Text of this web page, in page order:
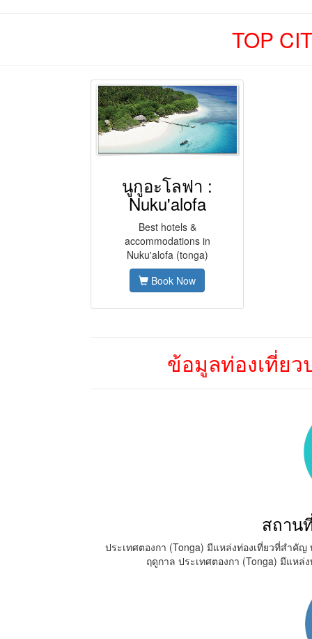
TOP
นูกูอะโลฟา :
Nuku'alofa
Best hotels &
accommodations in
Nuku'alofa (tonga)
Book Now
ข้อมูลท่องเที่ยว
สถาน
ประเทศตองกา (Tonga) มีแหล่งท่องเที่ยวที่สำคั
ฤดูกาล ประเทศตองกา (Tonga) มีแหล่